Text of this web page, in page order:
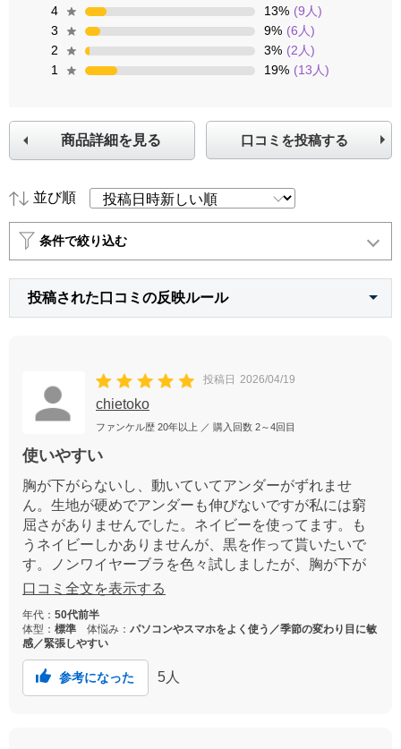
4
13% (9人)
3
9% (6人)
2
3% (2人)
1
19% (13人)
口コミを投稿する
商品詳細を見る
並び順
条件で絞り込む
投稿された口コミの反映ルール
投稿日 2026/04/19
chietoko
ファンケル歴 20年以上 ／ 購入回数 2～4回目
使いやすい
胸が下がらないし、動いていてアンダーがずれませ
ん。生地が硬めでアンダーも伸びないですが私には窮
屈さがありませんでした。ネイビーを使ってます。も
うネイビーしかありませんが、黒を作って貰いたいで
す。ノンワイヤーブラを色々試しましたが、胸が下が
るとかカップが大きすぎて隙間が出来たりと難しい。
す。
口コミ全文を表示する
年代： 50代前半
体型： 標準 体悩み： パソコンやスマホをよく使う／季節の変わり目に敏
感／緊張しやすい
参考になった 5 人